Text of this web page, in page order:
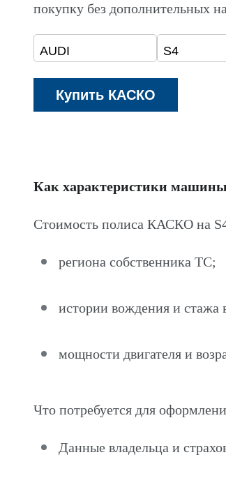
покупку без дополнительных
Как характеристики
Стоимость полиса КАСКО на
региона собственника ТС;
истории вождения и стажа
мощности двигателя и
Что потребуется для
Данные владельца и